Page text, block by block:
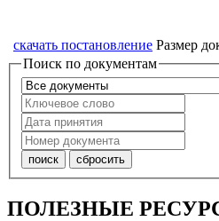
скачать постановление Размер
Поиск по документам
ПОЛЕЗНЫЕ